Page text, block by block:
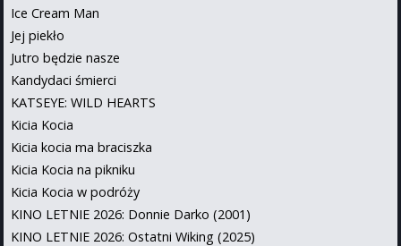
Ice Cream Man
Jej piekło
Jutro będzie nasze
Kandydaci śmierci
KATSEYE: WILD HEARTS
Kicia Kocia
Kicia kocia ma braciszka
Kicia Kocia na pikniku
Kicia Kocia w podróży
KINO LETNIE 2026: Donnie Darko (2001)
KINO LETNIE 2026: Ostatni Wiking (2025)